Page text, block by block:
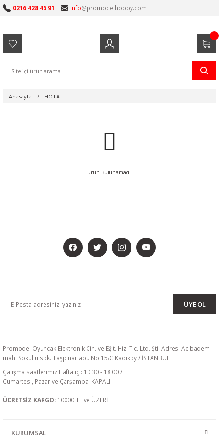
0216 428 46 91 info@promodelhobby.com
Anasayfa HOTA
Ürün Bulunamadı.
ÜYE OL
Promodel Oyuncak Elektronik Cih. ve Eğit. Hiz. Tic. Ltd. Şti. Adres: Acıbadem
mah. Sokullu sok. Taşpınar apt. No:15/C Kadıköy / İSTANBUL
Çalışma saatlerimiz Hafta içi: 10:30 - 18:00 /
Cumartesi, Pazar ve Çarşamba: KAPALI
ÜCRETSİZ KARGO: 10000 TL ve ÜZERİ
KURUMSAL